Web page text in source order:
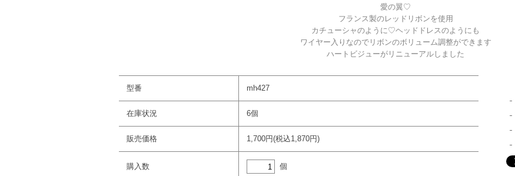
愛の翼♡
フランス製のレッドリボンを使用
カチューシャのように♡ヘッドドレスのようにも
ワイヤー入りなのでリボンのボリューム調整ができます
ハートビジューがリニューアルしました
型番 mh427
在庫状況 6個
販売価格 1,700円(税込1,870円)
購入数 個